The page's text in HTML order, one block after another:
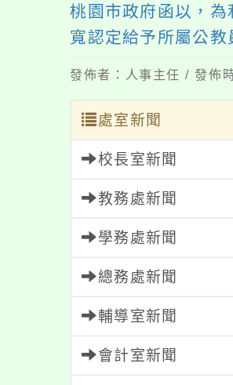
桃園市政府函以，
寬認定給予所屬公
發佈者：人事主任 / 發佈
處室新聞
校長室新聞
教務處新聞
學務處新聞
總務處新聞
輔導室新聞
會計室新聞